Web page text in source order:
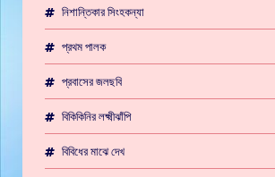
নিশান্তিকার সিংহকন্যা
প্রথম পালক
প্রবাসের জলছবি
বিকিকিনির লক্ষ্মীঝাঁপি
বিবিধের মাঝে দেখ